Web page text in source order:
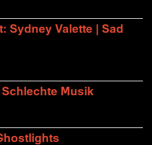
Sydney Valette | Sad
Musik